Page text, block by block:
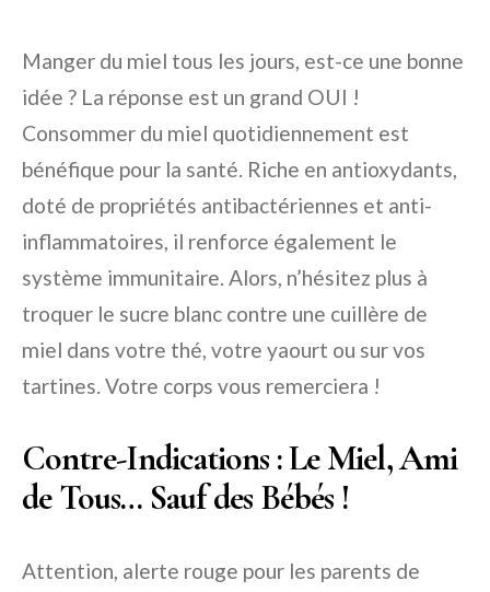
Manger du miel tous les jours, est-ce une bonne
idée ? La réponse est un grand OUI !
Consommer du miel quotidiennement est
bénéfique pour la santé. Riche en antioxydants,
doté de propriétés antibactériennes et anti-
inflammatoires, il renforce également le
système immunitaire. Alors, n’hésitez plus à
troquer le sucre blanc contre une cuillère de
miel dans votre thé, votre yaourt ou sur vos
tartines. Votre corps vous remerciera !
Contre-Indications : Le Miel, Ami
de Tous… Sauf des Bébés !
Attention, alerte rouge pour les parents de